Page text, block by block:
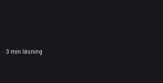
3 min läsning